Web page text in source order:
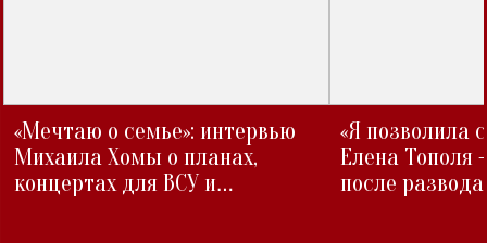
«Мечтаю о семье»: интервью
Михаила Хомы о планах,
концертах для ВСУ и
«Я позволила
Елена Тополя
после развода